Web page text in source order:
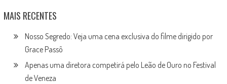
MAIS RECENTES
Nosso Segredo: Veja uma cena exclusiva do filme dirigido por
Grace Passô
Apenas uma diretora competirá pelo Leão de Ouro no Festival
de Veneza